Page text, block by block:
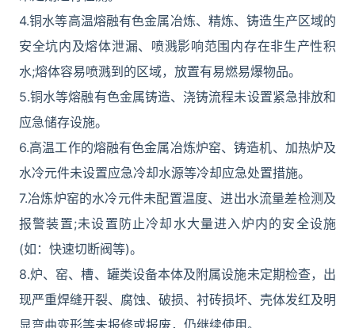
4.铜水等高温熔融有色金属冶炼、精炼、铸造生产区域的
安全坑内及熔体泄漏、喷溅影响范围内存在非生产性积
水;熔体容易喷溅到的区域，放置有易燃易爆物品。
5.铜水等熔融有色金属铸造、浇铸流程未设置紧急排放和
应急储存设施。
6.高温工作的熔融有色金属冶炼炉窑、铸造机、加热炉及
水冷元件未设置应急冷却水源等冷却应急处置措施。
7.冶炼炉窑的水冷元件未配置温度、进出水流量差检测及
报警装置;未设置防止冷却水大量进入炉内的安全设施
(如：快速切断阀等)。
8.炉、窑、槽、罐类设备本体及附属设施未定期检查，出
现严重焊缝开裂、腐蚀、破损、衬砖损坏、壳体发红及明
显弯曲变形等未报修或报废，仍继续使用。